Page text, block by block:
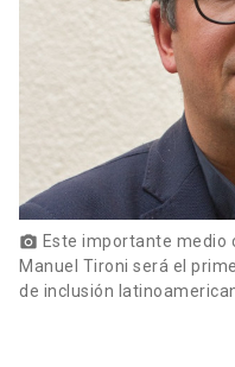
photo_camera Este importante medio
Manuel Tironi será el
de inclusión